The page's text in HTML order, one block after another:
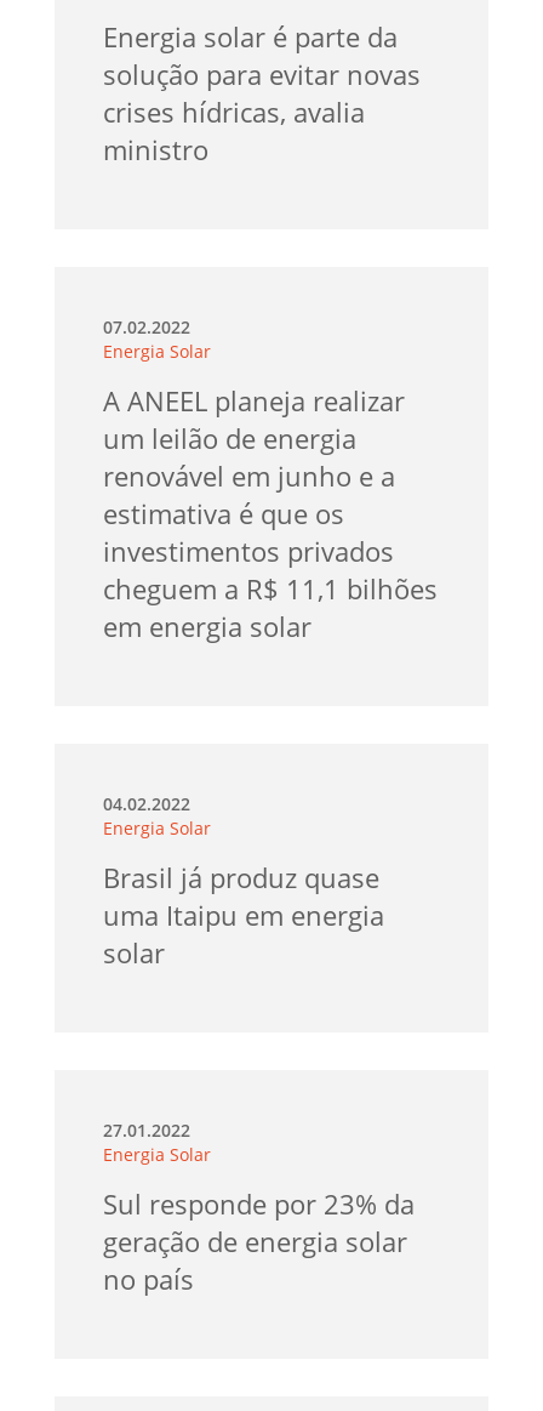
Energia solar é parte da
solução para evitar novas
crises hídricas, avalia
ministro
07.02.2022
Energia Solar
A ANEEL planeja realizar
um leilão de energia
renovável em junho e a
estimativa é que os
investimentos privados
cheguem a R$ 11,1 bilhões
em energia solar
04.02.2022
Energia Solar
Brasil já produz quase
uma Itaipu em energia
solar
27.01.2022
Energia Solar
Sul responde por 23% da
geração de energia solar
no país